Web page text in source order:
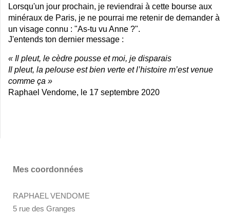
Lorsqu'un jour prochain, je reviendrai à cette bourse aux
minéraux de Paris, je ne pourrai me retenir de demander à
un visage connu : "As-tu vu Anne ?".
J'entends ton dernier message :
« Il pleut, le cèdre pousse et moi, je disparais
Il pleut, la pelouse est bien verte et l’histoire m’est venue
comme ça »
Raphael Vendome, le 17 septembre 2020
Mes coordonnées
RAPHAEL VENDOME
5 rue des Granges